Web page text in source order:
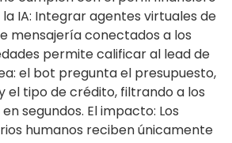
la IA: Integrar agentes virtuales de
mensajería conectados a los
permite calificar al lead de
el bot pregunta el presupuesto,
el tipo de crédito, filtrando a los
segundos. El impacto: Los
humanos reciben únicamente